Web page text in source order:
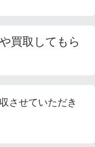
買取してもら
させていただき